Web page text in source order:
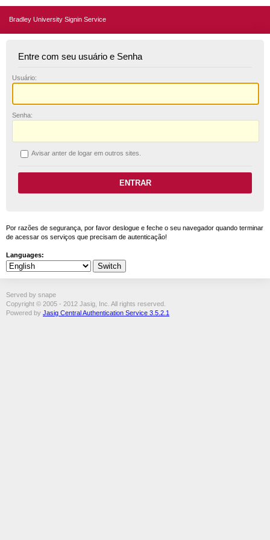
Bradley University Signin Service
Entre com seu usuário e Senha
Usuário:
Senha:
Avisar anter de logar em outros sites.
Por razões de segurança, por favor deslogue e feche o seu navegador quando terminar
de acessar os serviços que precisam de autenticação!
Languages:
Served by snape
Copyright © 2005 - 2012 Jasig, Inc. All rights reserved.
Powered by Jasig Central Authentication Service 3.5.2.1